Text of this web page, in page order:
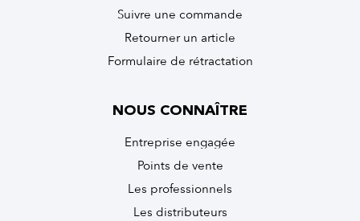
Suivre une commande
Retourner un article
Formulaire de rétractation
NOUS CONNAÎTRE
Entreprise engagée
Points de vente
Les professionnels
Les distributeurs